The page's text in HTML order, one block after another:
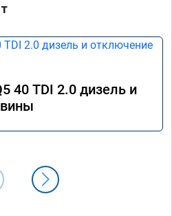
40 TDI 2.0 дизель и